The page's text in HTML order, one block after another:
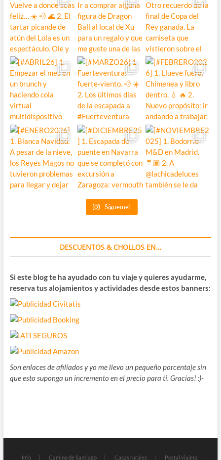
Sígueme!
DESCUENTOS & CHOLLOS EN…
Si este blog te ha ayudado con tu viaje y quieres ayudarme,
reserva tus alojamientos y actividades desde estos banners:
Son enlaces de afiliados y yo me llevo un pequeño porcentaje sin
que esto suponga un incremento en el precio para ti. Gracias! :)-
Info Camino de Santiago Casas rurales Postal viajera